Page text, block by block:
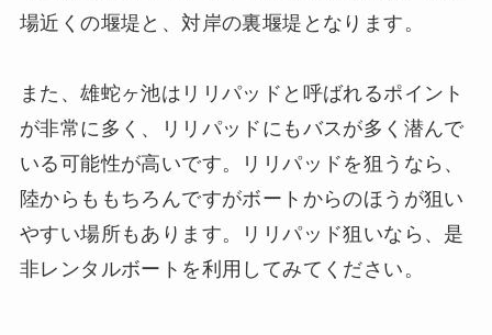
場近くの堰堤と、対岸の裏堰堤となります。
また、雄蛇ヶ池はリリパッドと呼ばれるポイント
が非常に多く、リリパッドにもバスが多く潜んで
いる可能性が高いです。リリパッドを狙うなら、
陸からももちろんですがボートからのほうが狙い
やすい場所もあります。リリパッド狙いなら、是
非レンタルボートを利用してみてください。